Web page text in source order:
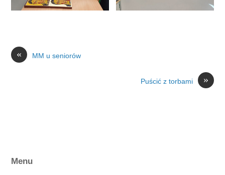
« MM u seniorów
»
Puścić z torbami
Menu